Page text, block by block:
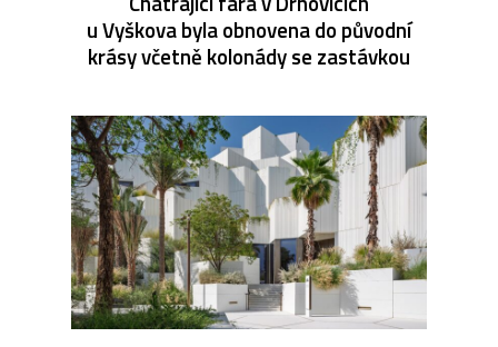
u Vyškova byla obnovena do původní
krásy včetně kolonády se zastávkou